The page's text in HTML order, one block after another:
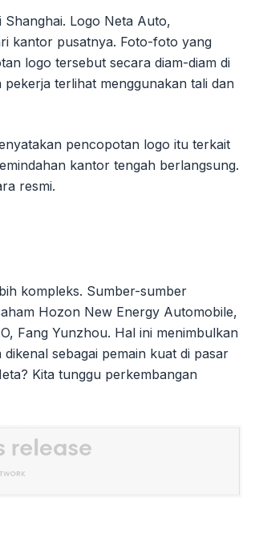
Shanghai. Logo Neta Auto,
kantor pusatnya. Foto-foto yang
logo tersebut secara diam-diam di
terlihat menggunakan tali dan
pencopotan logo itu terkait
kantor tengah berlangsung.
resmi.
kompleks. Sumber-sumber
Hozon New Energy Automobile,
Fang Yunzhou. Hal ini menimbulkan
sebagai pemain kuat di pasar
Kita tunggu perkembangan